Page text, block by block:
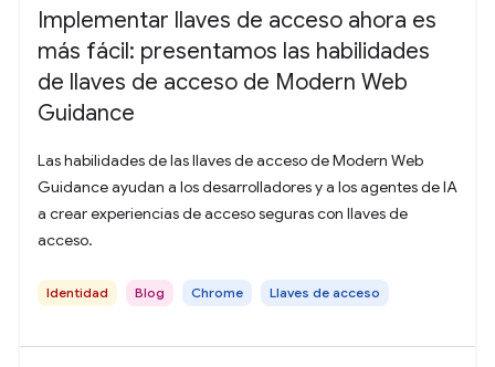
Implementar llaves de acceso ahora es
más fácil: presentamos las habilidades
de llaves de acceso de Modern Web
Guidance
Las habilidades de las llaves de acceso de Modern Web
Guidance ayudan a los desarrolladores y a los agentes de IA
a crear experiencias de acceso seguras con llaves de
acceso.
Identidad Blog Chrome Llaves de acceso